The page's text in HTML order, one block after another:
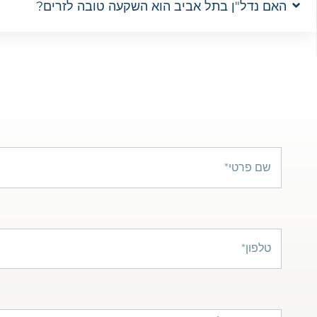
האם נדל"ן בתל אביב הוא השקעה טובה לזרים?